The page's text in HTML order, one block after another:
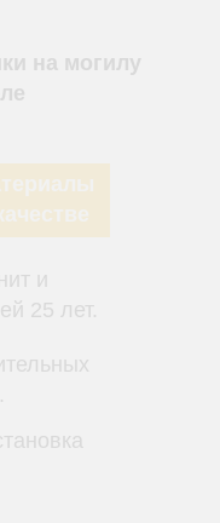
на могилу
и
25 лет.